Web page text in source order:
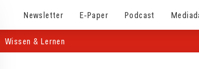
Newsletter E-Paper Podcast
Wissen & Lernen